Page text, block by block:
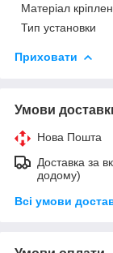
Матеріал
Тип установки
Приховати
Умови
Нова Пошта
Доставка за
додому)
Всі умови